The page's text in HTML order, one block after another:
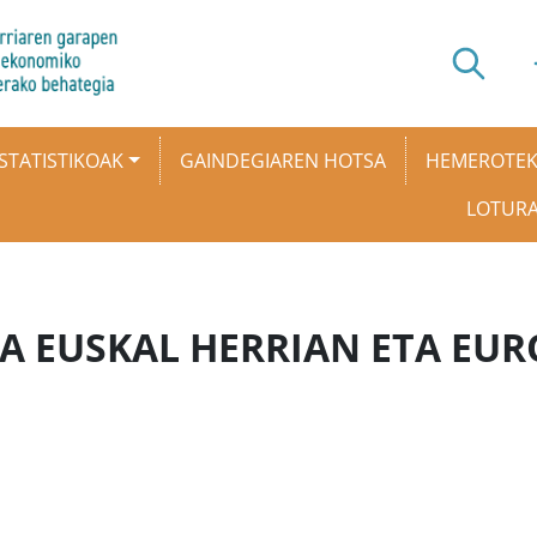
GAINDEGIAREN HOTSA
EUSKAL HERRIAN ETA